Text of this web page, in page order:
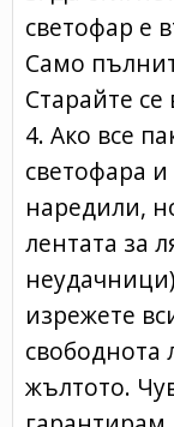
светофар е
Само
Старайте
4. Ако все
светофара и
наредили,
лентата за
изрежете
свободнота
жълтото.